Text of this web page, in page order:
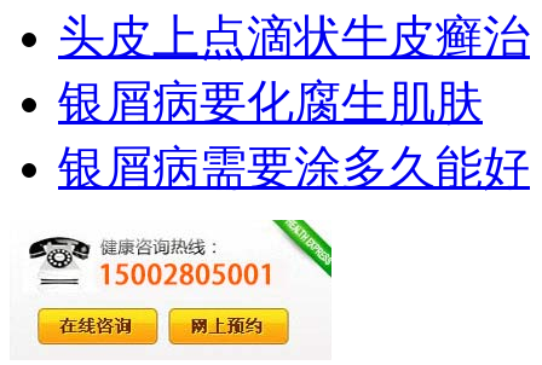
头皮上点滴状牛皮癣治
银屑病要化腐生肌肤
银屑病需要涂多久能好